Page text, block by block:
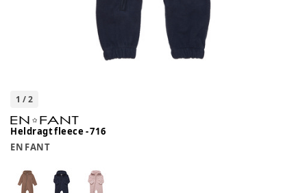
1 /2
Heldragt fleece - 716
EN FANT